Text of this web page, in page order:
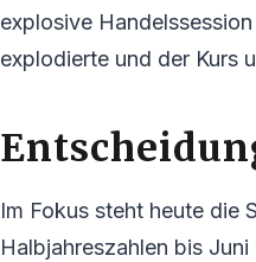
explosive
explodierte und der Kurs
Im Fokus steht heute die
Halbjahreszahlen bis